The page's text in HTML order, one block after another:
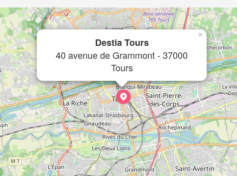
Destia Tours
40 avenue de Grammont - 37000
Tours
×